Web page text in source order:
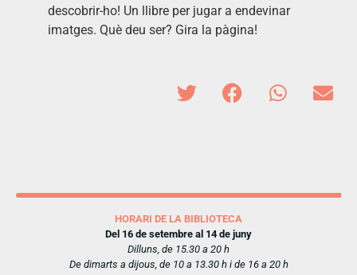
descobrir-ho! Un llibre per jugar a endevinar
imatges. Què deu ser? Gira la pàgina!
HORARI DE LA BIBLIOTECA
Del 16 de setembre al 14 de juny
Dilluns, de 15.30 a 20 h
De dimarts a dijous, de 10 a 13.30 h i de 16 a 20 h